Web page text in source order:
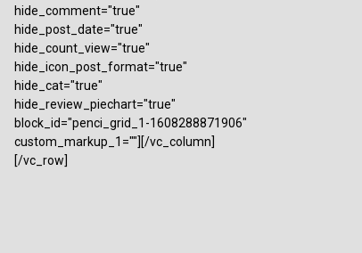
hide_comment="true"
hide_post_date="true"
hide_count_view="true"
hide_icon_post_format="true"
hide_cat="true"
hide_review_piechart="true"
block_id="penci_grid_1-1608288871906"
custom_markup_1=""][/vc_column]
[/vc_row]